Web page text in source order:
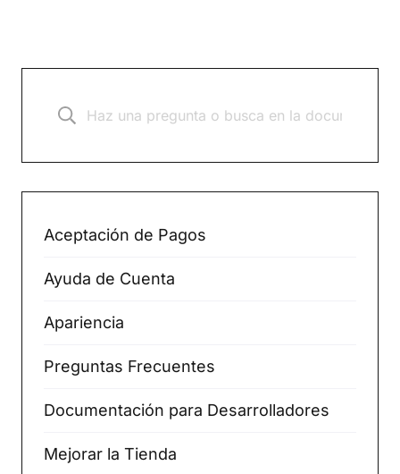
Aceptación de Pagos
Ayuda de Cuenta
Apariencia
Preguntas Frecuentes
Documentación para Desarrolladores
Mejorar la Tienda